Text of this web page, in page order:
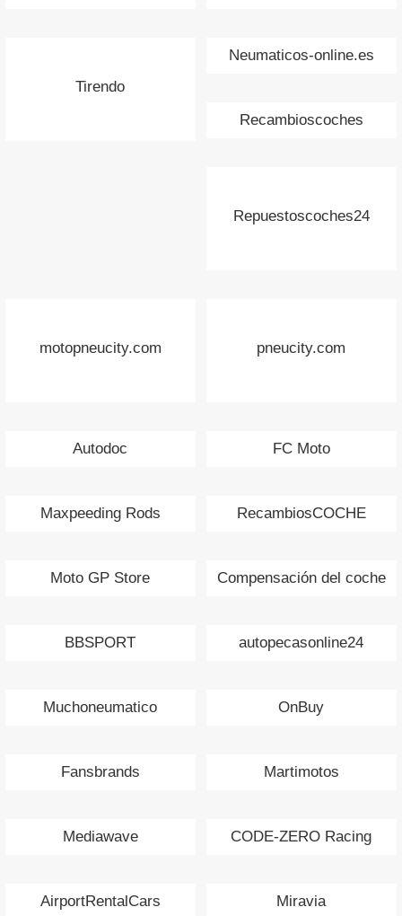
Tirendo
Neumaticos-online.es
Recambioscoches
Repuestoscoches24
motopneucity.com pneucity.com
Autodoc FC Moto
Maxpeeding Rods RecambiosCOCHE
Moto GP Store Compensación del coche
BBSPORT autopecasonline24
Muchoneumatico OnBuy
Fansbrands Martimotos
Mediawave CODE-ZERO Racing
AirportRentalCars Miravia